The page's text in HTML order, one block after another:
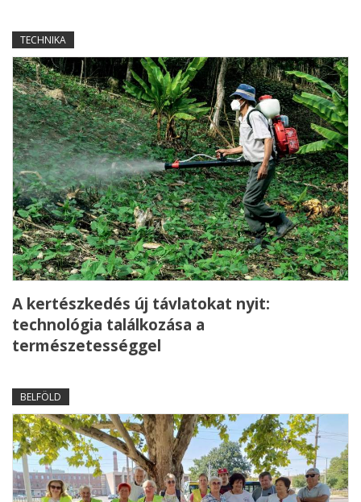
TECHNIKA
A kertészkedés új távlatokat nyit:
technológia találkozása a
természetességgel
BELFÖLD